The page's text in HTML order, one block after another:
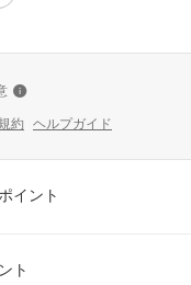
約 ヘルプガイド
イント
ト